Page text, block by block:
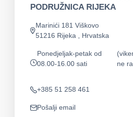
PODRUŽNICA RIJEKA
app.address
Marinići 181 Viškovo
51216 Rijeka , Hrvatska
app.opening-times
Ponedjeljak-petak od
08.00-16.00 sati
ne
Telefon
+385 51 258 461
app.mail
Pošalji email